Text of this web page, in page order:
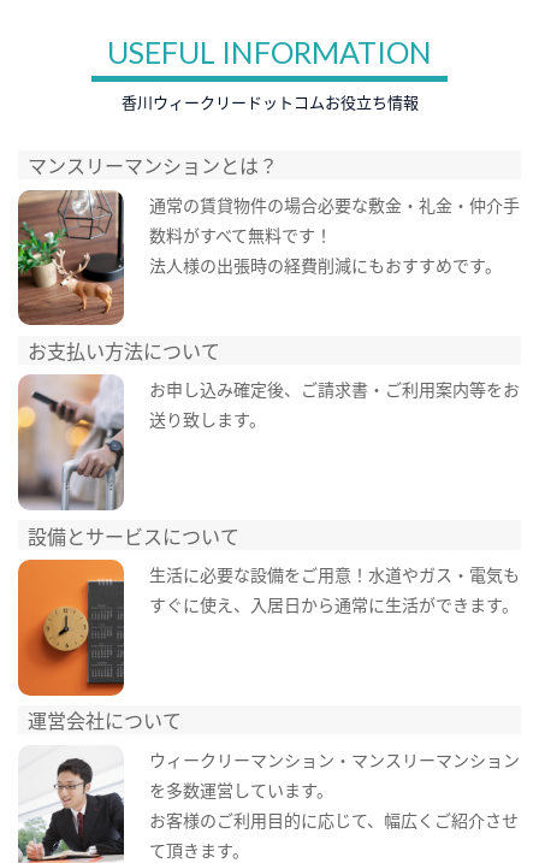
USEFUL INFORMATION
香川ウィークリードットコムお役立ち情報
マンスリーマンションとは？
通常の賃貸物件の場合必要な敷金・礼金・仲介手
数料がすべて無料です！
法人様の出張時の経費削減にもおすすめです。
お支払い方法について
お申し込み確定後、ご請求書・ご利用案内等をお
送り致します。
設備とサービスについて
生活に必要な設備をご用意！水道やガス・電気も
すぐに使え、入居日から通常に生活ができます。
運営会社について
ウィークリーマンション・マンスリーマンション
を多数運営しています。
お客様のご利用目的に応じて、幅広くご紹介させ
て頂きます。